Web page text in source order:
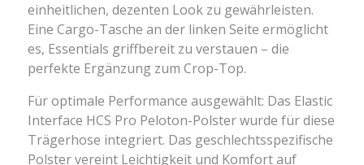
einheitlichen, dezenten Look zu gewährleisten.
Eine Cargo-Tasche an der linken Seite ermöglicht
es, Essentials griffbereit zu verstauen – die
perfekte Ergänzung zum Crop-Top.
Für optimale Performance ausgewählt: Das Elastic
Interface HCS Pro Peloton-Polster wurde für diese
Trägerhose integriert. Das geschlechtsspezifische
Polster vereint Leichtigkeit und Komfort auf